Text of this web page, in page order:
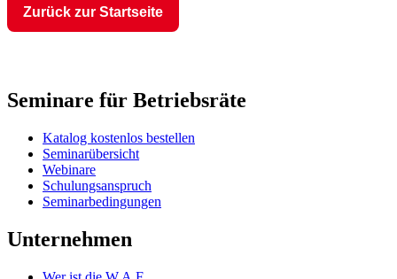
Zurück zur Startseite
Seminare für Betriebsräte
Katalog kostenlos bestellen
Seminarübersicht
Webinare
Schulungsanspruch
Seminarbedingungen
Unternehmen